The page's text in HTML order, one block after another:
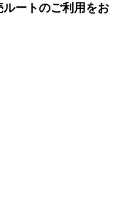
ートのご利用をお